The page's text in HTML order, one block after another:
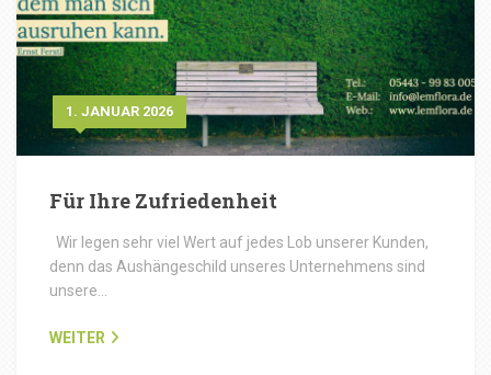
1. JANUAR 2026
Für Ihre Zufriedenheit
Wir legen sehr viel Wert auf jedes Lob unserer Kunden,
denn das Aushängeschild unseres Unternehmens sind
unsere…
WEITER